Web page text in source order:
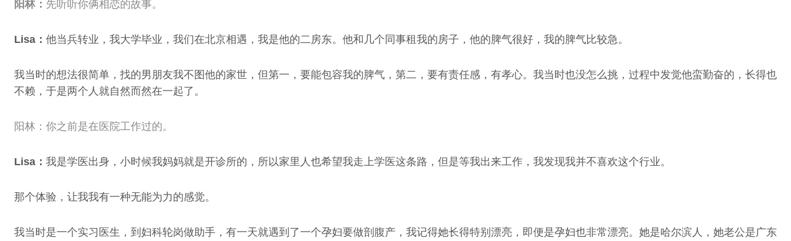
阳林： 先听听你俩相恋的故事。
Lisa： 他当兵转业，我大学毕业，我们在北京相遇，我是他的二房东。他和几个同事租我的房子，他的脾气很好，我的脾气比较急。
我当时的想法很简单，找的男朋友我不图他的家世，但第一，要能包容我的脾气，第二，要有责任感，有孝心。我当时也没怎么挑，过程中发觉他蛮勤奋的，长得也
不赖，于是两个人就自然而然在一起了。
阳林：你之前是在医院工作过的。
Lisa： 我是学医出身，小时候我妈妈就是开诊所的，所以家里人也希望我走上学医这条路，但是等我出来工作，我发现我并不喜欢这个行业。
那个体验，让我我有一种无能为力的感觉。
我当时是一个实习医生，到妇科轮岗做助手，有一天就遇到了一个孕妇要做剖腹产，我记得她长得特别漂亮，即便是孕妇也非常漂亮。她是哈尔滨人，她老公是广东